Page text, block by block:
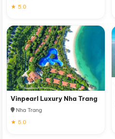
★ 5.0
Vinpearl Luxury Nha Trang
Nha Trang
★ 5.0